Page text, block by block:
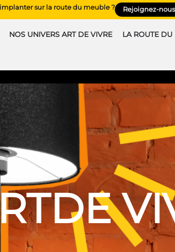
sur la route du meuble ? Rejoignez-nous
NOS UNIVERS ART DE VIVRE LA ROUTE DU
DE